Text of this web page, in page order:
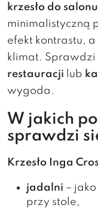
krzesło do salonu
minimalistyczną
efekt kontrastu,
klimat.
restauracji lub
wygoda.
W jakich
sprawdzi
Krzesło Inga
jadalni –
przy stole,